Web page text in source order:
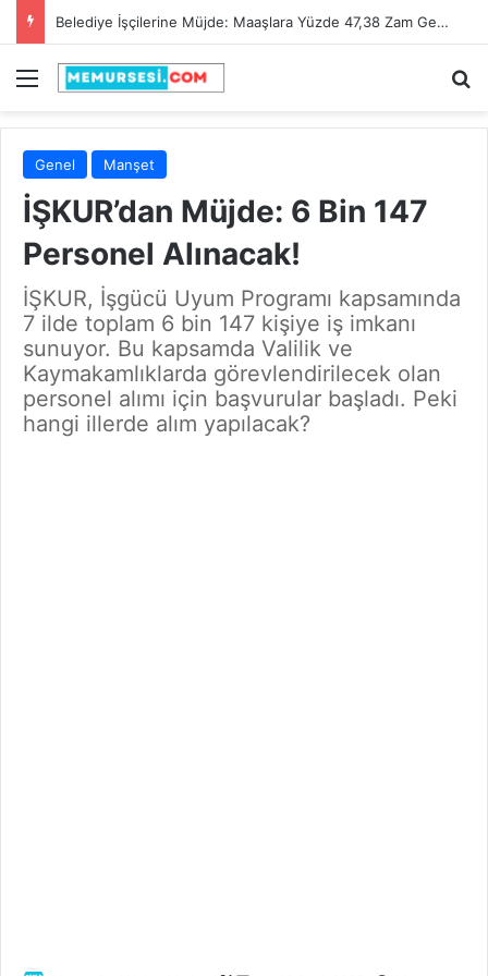
Adana Büyükşehir Belediyesi 90 İtfaiye Eri Alacak! Son Başvuru Tarihi 28 Şubat 2025
Menü
Genel Manşet
İŞKUR’dan Müjde: 6 Bin 147
Personel Alınacak!
İŞKUR, İşgücü Uyum Programı kapsamında
7 ilde toplam 6 bin 147 kişiye iş imkanı
sunuyor. Bu kapsamda Valilik ve
Kaymakamlıklarda görevlendirilecek olan
personel alımı için başvurular başladı. Peki
hangi illerde alım yapılacak?